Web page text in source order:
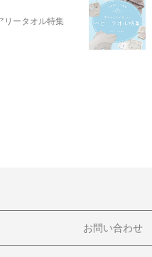
リータオル特集
お問い合わせ